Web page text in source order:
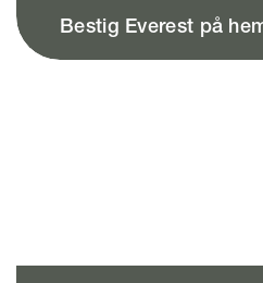
Bestig Everest på